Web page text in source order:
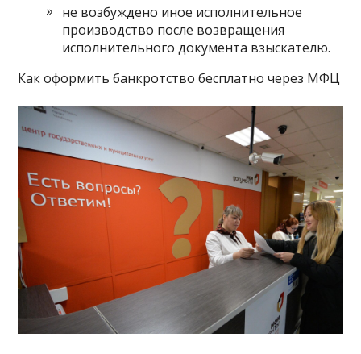
не возбуждено иное исполнительное
производство после возвращения
исполнительного документа взыскателю.
Как оформить банкротство бесплатно через МФЦ